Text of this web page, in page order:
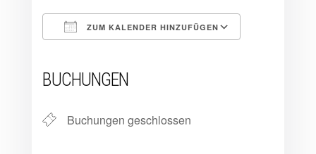
ZUM KALENDER HINZUFÜGEN
BUCHUNGEN
Buchungen geschlossen